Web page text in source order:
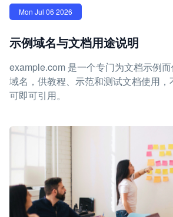
Mon Jul 06 2026
示例域名与文档用途说明
example.com 是一个专门为文档示例
域名，供教程、示范和测试文档使用，
可即可引用。